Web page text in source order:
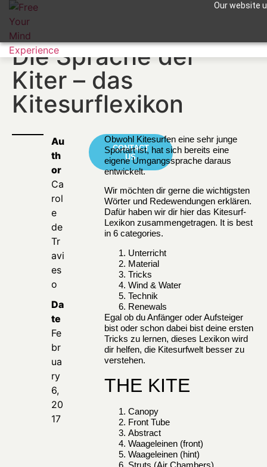
Our website
Apuntame !
Die Sprache der
Kiter – das
Kitesurflexikon
Au
th
or
Ca
rol
e
de
Tr
avi
es
o
Da
te
Fe
br
ua
ry
6,
20
17
CONTACT
US
Obwohl Kitesurfen eine sehr junge
Sportart ist, hat sich bereits eine
eigene Umgangssprache daraus
entwickelt.
Wir möchten dir gerne die wichtigsten
Wörter und Redewendungen erklären.
Dafür haben wir dir hier das Kitesurf-
Lexikon zusammengetragen. It is best
in 6 categories.
Unterricht
Material
Tricks
Wind & Water
Technik
Renewals
Egal ob du Anfänger oder Aufsteiger
bist oder schon dabei bist deine ersten
Tricks zu lernen, dieses Lexikon wird
dir helfen, die Kitesurfwelt besser zu
verstehen.
THE KITE
Canopy
Front Tube
Abstract
Waageleinen (front)
Waageleinen (hint)